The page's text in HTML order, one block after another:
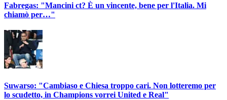
Fabregas: "Mancini ct? È un vincente, bene per l'Italia. Mi
chiamò per…"
Suwarso: "Cambiaso e Chiesa troppo cari. Non lotteremo per
lo scudetto, in Champions vorrei United e Real"